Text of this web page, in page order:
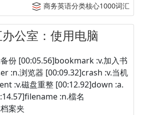
商务英语分类核心1000词汇
公室：使用电脑
份 [00:05.56]bookmark :v.加入书
:n.浏览器 [00:09.32]crash :v.当机
:v.磁盘重整 [00:12.92]down :a.
:n.檔名
案夹